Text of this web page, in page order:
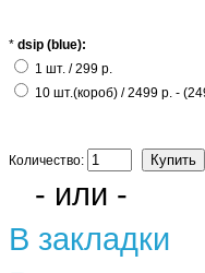
* dsip (blue):
1 шт. / 299 р.
10 шт.(короб) / 2499 р. -
Количество:
- или -
В закладки